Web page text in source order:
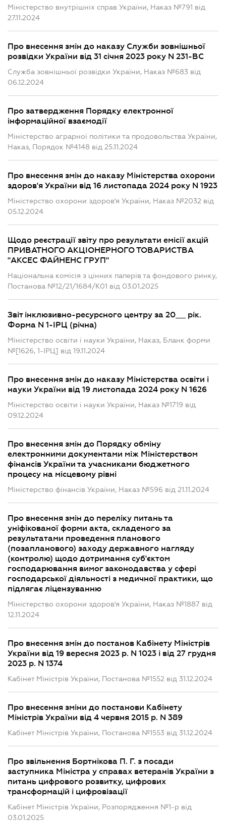
Міністерство внутрішніх справ України, Наказ №791 від
27.11.2024
Про внесення змін до наказу Служби зовнішньої
розвідки України від 31 січня 2023 року N 231-ВС
Служба зовнішньої розвідки України, Наказ №683 від
06.12.2024
Про затвердження Порядку електронної
інформаційної взаємодії
Міністерство аграрної політики та продовольства України,
Наказ, Порядок №4148 від 25.11.2024
Про внесення змін до наказу Міністерства охорони
здоров'я України від 16 листопада 2024 року N 1923
Міністерство охорони здоров'я України, Наказ №2032 від
05.12.2024
Щодо реєстрації звіту про результати емісії акцій
ПРИВАТНОГО АКЦІОНЕРНОГО ТОВАРИСТВА
"АКСЕС ФАЙНЕНС ГРУП"
Національна комісія з цінних паперів та фондового ринку,
Постанова №12/21/1684/К01 від 03.01.2025
Звіт інклюзивно-ресурсного центру за 20__ рік.
Форма N 1-ІРЦ (річна)
Міністерство освіти і науки України, Наказ, Бланк форми
№[1626, 1-ІРЦ] від 19.11.2024
Про внесення змін до наказу Міністерства освіти і
науки України від 19 листопада 2024 року N 1626
Міністерство освіти і науки України, Наказ №1719 від
09.12.2024
Про внесення змін до Порядку обміну
електронними документами між Міністерством
фінансів України та учасниками бюджетного
процесу на місцевому рівні
Міністерство фінансів України, Наказ №596 від 21.11.2024
Про внесення змін до переліку питань та
уніфікованої форми акта, складеного за
результатами проведення планового
(позапланового) заходу державного нагляду
(контролю) щодо дотримання суб'єктом
господарювання вимог законодавства у сфері
господарської діяльності з медичної практики, що
підлягає ліцензуванню
Міністерство охорони здоров'я України, Наказ №1887 від
12.11.2024
Про внесення змін до постанов Кабінету Міністрів
України від 19 вересня 2023 р. N 1023 і від 27 грудня
2023 р. N 1374
Кабінет Міністрів України, Постанова №1552 від 31.12.2024
Про внесення зміни до постанови Кабінету
Міністрів України від 4 червня 2015 р. N 389
Кабінет Міністрів України, Постанова №1553 від 31.12.2024
Про звільнення Бортнікова П. Г. з посади
заступника Міністра у справах ветеранів України з
питань цифрового розвитку, цифрових
трансформацій і цифровізації
Кабінет Міністрів України, Розпорядження №1-р від
03.01.2025